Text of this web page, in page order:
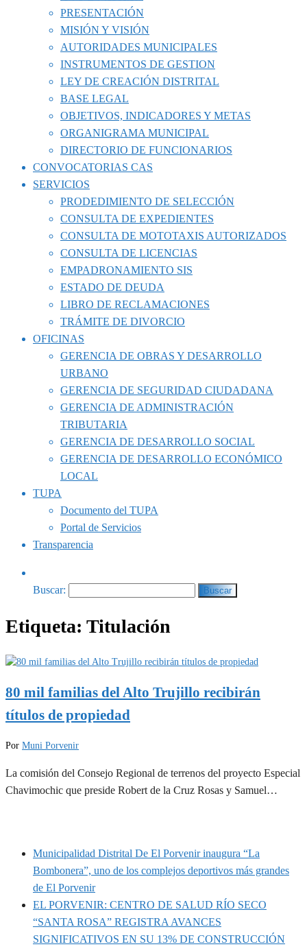
PRESENTACIÓN
MISIÓN Y VISIÓN
AUTORIDADES MUNICIPALES
INSTRUMENTOS DE GESTION
LEY DE CREACIÓN DISTRITAL
BASE LEGAL
OBJETIVOS, INDICADORES Y METAS
ORGANIGRAMA MUNICIPAL
DIRECTORIO DE FUNCIONARIOS
CONVOCATORIAS CAS
SERVICIOS
PRODEDIMIENTO DE SELECCIÓN
CONSULTA DE EXPEDIENTES
CONSULTA DE MOTOTAXIS AUTORIZADOS
CONSULTA DE LICENCIAS
EMPADRONAMIENTO SIS
ESTADO DE DEUDA
LIBRO DE RECLAMACIONES
TRÁMITE DE DIVORCIO
OFICINAS
GERENCIA DE OBRAS Y DESARROLLO
URBANO
GERENCIA DE SEGURIDAD CIUDADANA
GERENCIA DE ADMINISTRACIÓN
TRIBUTARIA
GERENCIA DE DESARROLLO SOCIAL
GERENCIA DE DESARROLLO ECONÓMICO
LOCAL
TUPA
Documento del TUPA
Portal de Servicios
Transparencia
Buscar:
Etiqueta: Titulación
80 mil familias del Alto Trujillo recibirán
títulos de propiedad
Por Muni Porvenir
La comisión del Consejo Regional de terrenos del proyecto Especial
Chavimochic que preside Robert de la Cruz Rosas y Samuel…
Municipalidad Distrital De El Porvenir inaugura “La
Bombonera”, uno de los complejos deportivos más grandes
de El Porvenir
EL PORVENIR: CENTRO DE SALUD RÍO SECO
“SANTA ROSA” REGISTRA AVANCES
SIGNIFICATIVOS EN SU 13% DE CONSTRUCCIÓN